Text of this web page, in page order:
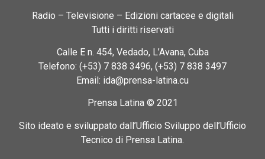
Radio – Televisione – Edizioni cartacee e digitali
Tutti i diritti riservati
Calle E n. 454, Vedado, L’Avana, Cuba
Telefono: (+53) 7 838 3496, (+53) 7 838 3497
Email: ida@prensa-latina.cu
Prensa Latina © 2021
Sito ideato e sviluppato dall’Ufficio Sviluppo dell’Ufficio
Tecnico di Prensa Latina.